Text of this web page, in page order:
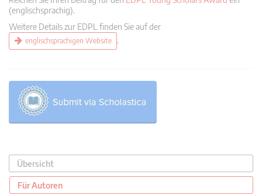
(englischsprachig).
Weitere Details zur EDPL finden Sie auf der
englischsprachigen Website .
Übersicht
Für Autoren